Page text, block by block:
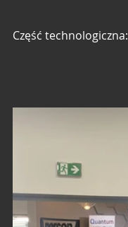
Część technologiczna: